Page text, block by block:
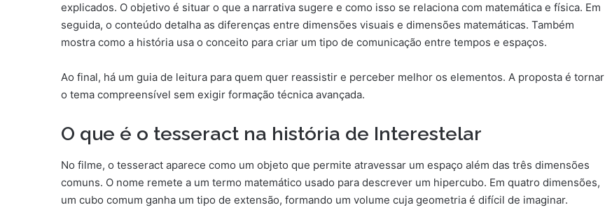
explicados. O objetivo é situar o que a narrativa sugere e como isso se relaciona com matemática e física. Em
seguida, o conteúdo detalha as diferenças entre dimensões visuais e dimensões matemáticas. Também
mostra como a história usa o conceito para criar um tipo de comunicação entre tempos e espaços.
Ao final, há um guia de leitura para quem quer reassistir e perceber melhor os elementos. A proposta é tornar
o tema compreensível sem exigir formação técnica avançada.
O que é o tesseract na história de Interestelar
No filme, o tesseract aparece como um objeto que permite atravessar um espaço além das três dimensões
comuns. O nome remete a um termo matemático usado para descrever um hipercubo. Em quatro dimensões,
um cubo comum ganha um tipo de extensão, formando um volume cuja geometria é difícil de imaginar.